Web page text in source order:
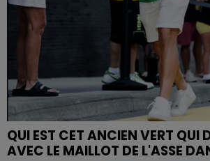
QUI EST CET ANCIEN VERT QUI
AVEC LE MAILLOT DE L'ASSE